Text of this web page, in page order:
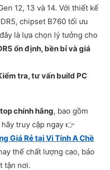
12, 13 và 14. Với thiết kế
chipset B760 tối ưu
là lựa chọn lý tưởng cho
ổn định, bền bỉ và giá
tra, tư vấn build PC
chính hãng, bao gồm
hãy truy cập ngay 👉
Giá Rẻ tại Vi Tính A Chề
thế chất lượng cao, bảo
tận nơi.